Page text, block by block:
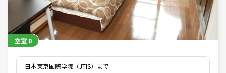
空室 0
日本東京国際学院（JTIS）まで